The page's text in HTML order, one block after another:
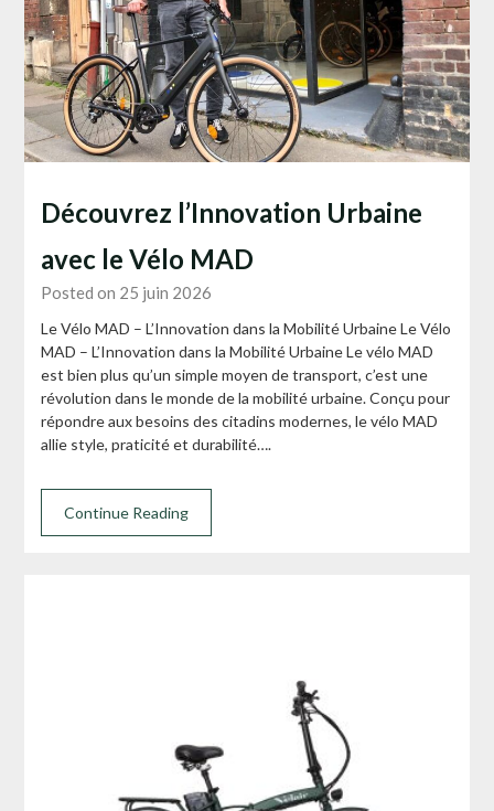
Découvrez l’Innovation Urbaine
avec le Vélo MAD
Posted on 25 juin 2026
Le Vélo MAD – L’Innovation dans la Mobilité Urbaine Le Vélo
MAD – L’Innovation dans la Mobilité Urbaine Le vélo MAD
est bien plus qu’un simple moyen de transport, c’est une
révolution dans le monde de la mobilité urbaine. Conçu pour
répondre aux besoins des citadins modernes, le vélo MAD
allie style, praticité et durabilité….
Continue Reading